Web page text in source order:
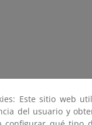
Este sitio web
del usuario y